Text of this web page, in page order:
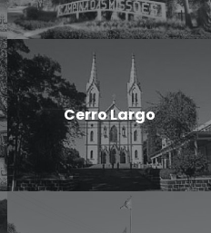
Cerro Largo